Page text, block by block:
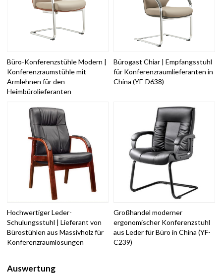
Büro-Konferenzstühle Modern |
Konferenzraumstühle mit
Armlehnen für den
Heimbürolieferanten
Bürogast Chiar | Empfangsstuhl
für Konferenzraumlieferanten in
China (YF-D638)
Hochwertiger Leder-
Schulungsstuhl | Lieferant von
Bürostühlen aus Massivholz für
Konferenzraumlösungen
Großhandel moderner
ergonomischer Konferenzstuhl
aus Leder für Büro in China (YF-
C239)
Auswertung